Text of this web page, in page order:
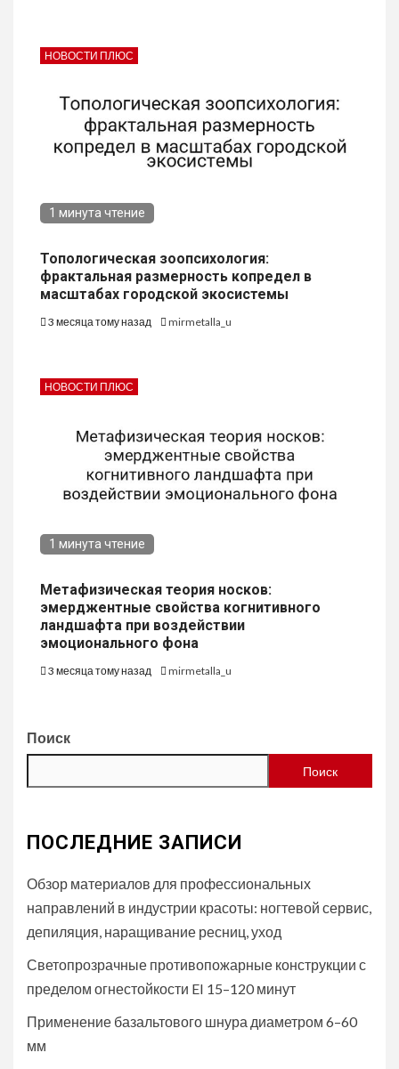
НОВОСТИ ПЛЮС
1 минута чтение
Топологическая зоопсихология:
фрактальная размерность копредел в
масштабах городской экосистемы
3 месяца тому назад mirmetalla_u
НОВОСТИ ПЛЮС
1 минута чтение
Метафизическая теория носков:
эмерджентные свойства когнитивного
ландшафта при воздействии
эмоционального фона
3 месяца тому назад mirmetalla_u
Поиск
Поиск
ПОСЛЕДНИЕ ЗАПИСИ
Обзор материалов для профессиональных
направлений в индустрии красоты: ногтевой сервис,
депиляция, наращивание ресниц, уход
Светопрозрачные противопожарные конструкции с
пределом огнестойкости EI 15–120 минут
Применение базальтового шнура диаметром 6–60
мм